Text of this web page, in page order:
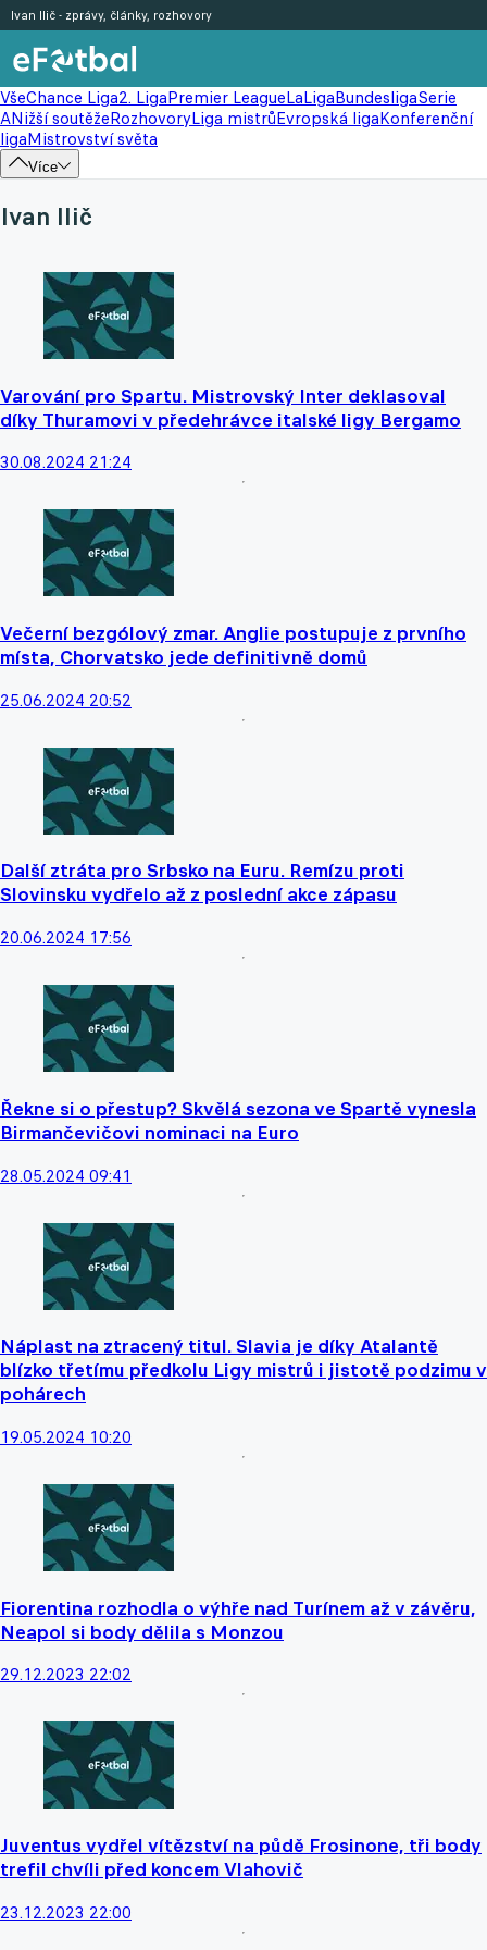
VšeChance Liga2. LigaPremier LeagueLaLigaBundesligaSerie
ANižší soutěžeRozhovoryLiga mistrůEvropská ligaKonferenční
ligaMistrovství světa
Více
Ivan Ilič - zprávy, články, rozhovory
Ivan Ilič
Varování pro Spartu. Mistrovský Inter deklasoval
díky Thuramovi v předehrávce italské ligy Bergamo
30.08.2024 21:24
Večerní bezgólový zmar. Anglie postupuje z prvního
místa, Chorvatsko jede definitivně domů
25.06.2024 20:52
Další ztráta pro Srbsko na Euru. Remízu proti
Slovinsku vydřelo až z poslední akce zápasu
20.06.2024 17:56
Řekne si o přestup? Skvělá sezona ve Spartě vynesla
Birmančevičovi nominaci na Euro
28.05.2024 09:41
Náplast na ztracený titul. Slavia je díky Atalantě
blízko třetímu předkolu Ligy mistrů i jistotě podzimu v
pohárech
19.05.2024 10:20
Fiorentina rozhodla o výhře nad Turínem až v závěru,
Neapol si body dělila s Monzou
29.12.2023 22:02
Juventus vydřel vítězství na půdě Frosinone, tři body
trefil chvíli před koncem Vlahovič
23.12.2023 22:00